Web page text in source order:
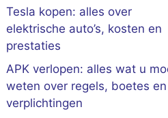
Tesla kopen: alles over
elektrische auto’s, kosten en
prestaties
APK verlopen: alles wat u
weten over regels, boetes en
verplichtingen